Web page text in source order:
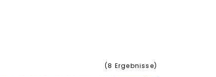
(8 Ergebnisse)